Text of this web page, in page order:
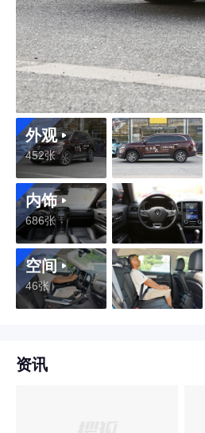
外观
452张
内饰
686张
空间
46张
资讯